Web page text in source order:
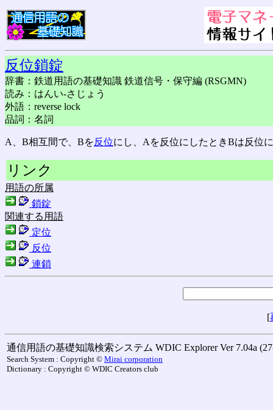
反位鎖錠
辞書：鉄道用語の基礎知識 鉄道信号・保守編 (RSGMN)
読み：はんい-さじょう
外語：reverse lock
品詞：名詞
A、B相互間で、Bを反位にし、Aを反位にしたときBは反位
リンク
用語の所属
鎖錠
関連する用語
定位
反位
連鎖
[
通信用語の基礎知識検索システム WDIC Explorer Ver 7.04a
Search System : Copyright © Mirai corporation
Dictionary : Copyright © WDIC Creators club